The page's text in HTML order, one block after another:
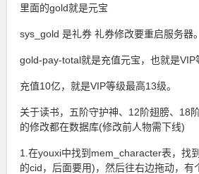
里面的gold就是元宝
sys_gold 是礼券 礼券修改要重启服务器。
gold-pay-total就是充值元宝，也就是VIP
充值10亿，就是VIP等级最高13级。
关于读书，五阶守护神、12阶翅膀、18
的修改都在数据库(修改前人物需下线)
1.在youxi中找到mem_character表，找
的cid，后面要用)，然后往右边拖动，有